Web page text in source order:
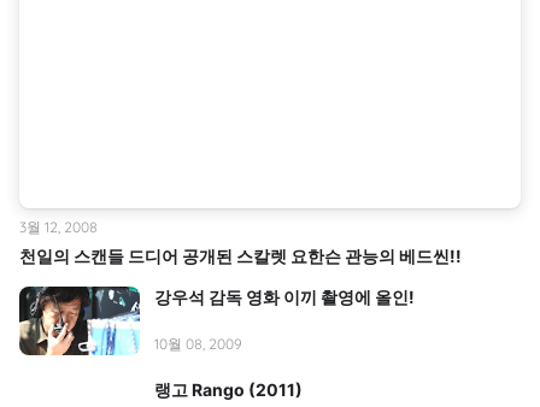
천일의 스캔들 드디어 공개된 스칼렛 요한슨 관능의 베드씬!!
3월 12, 2008
강우석 감독 영화 이끼 촬영에 올인!
10월 08, 2009
랭고 Rango (2011)